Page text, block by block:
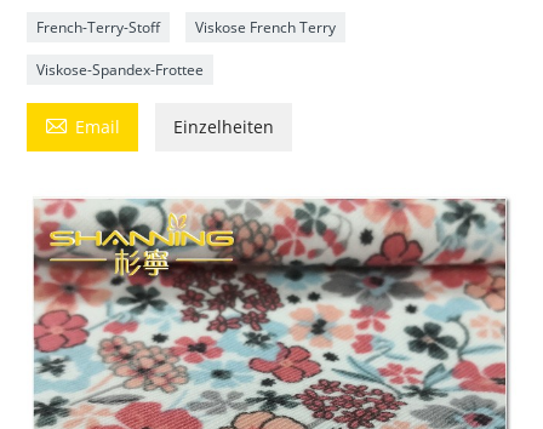
French-Terry-Stoff Viskose French Terry
Viskose-Spandex-Frottee
 Email Einzelheiten